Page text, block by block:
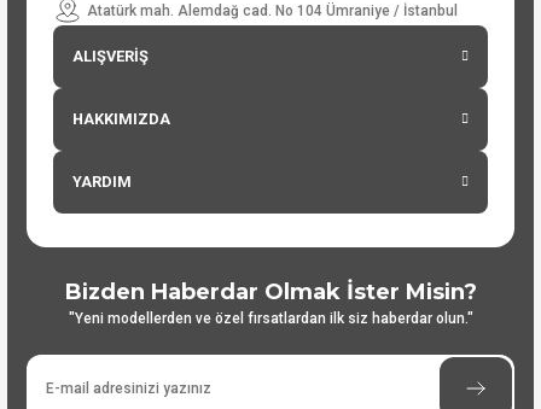
Atatürk mah. Alemdağ cad. No 104 Ümraniye / İstanbul
ALIŞVERİŞ
HAKKIMIZDA
YARDIM
Bizden Haberdar Olmak İster Misin?
"Yeni modellerden ve özel fırsatlardan ilk siz haberdar olun."